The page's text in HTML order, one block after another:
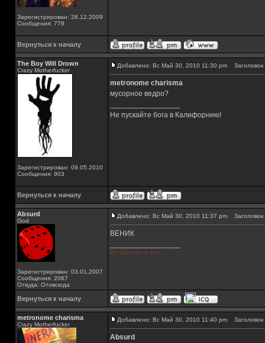
Зарегистрирован: 28.12.2009
Сообщения: 779
Вернуться к началу
The Boy Will Drown
Crazy Motherfucker
Зарегистрирован: 09.05.2010
Сообщения: 903
Добавлено: Вс Май 30, 2010 11:30 pm
metronome charisma
мусорное ведро?
Не пускайте бога в Калифорнию!
Вернуться к началу
Absurd
God
Зарегистрирован: 03.01.2007
Сообщения: 2067
Откуда: Отовсюда
Добавлено: Вс Май 30, 2010 11:37 pm
ВЕНИК
But all I want is you
Вернуться к началу
metronome charisma
Crazy Motherfucker
Добавлено: Вс Май 30, 2010 11:40 pm
Absurd